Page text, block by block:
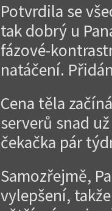
Potvrdila se
tak dobrý u
fázové-
natáčení.
Cena těla
serverů snad
čekačka pár
Samozřejmě,
vylepšení,